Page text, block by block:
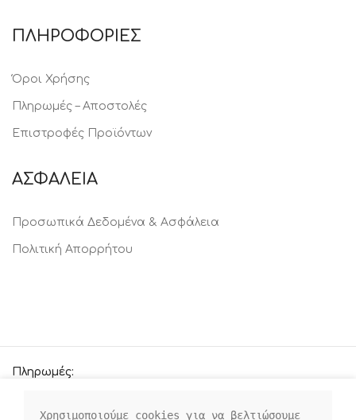
ΠΛΗΡΟΦΟΡΙΕΣ
Όροι Χρήσης
Πληρωμές – Αποστολές
Επιστροφές Προϊόντων
ΑΣΦΑΛΕΙΑ
Προσωπικά Δεδομένα & Ασφάλεια
Πολιτική Απορρήτου
Πληρωμές:
Χρησιμοποιούμε cookies για να βελτιώσουμε